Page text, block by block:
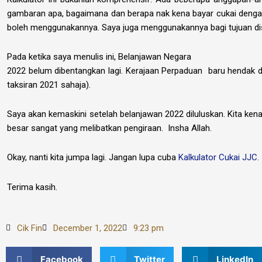
gambaran apa, bagaimana dan berapa nak kena bayar cukai
boleh menggunakannya. Saya juga menggunakannya bagi tujuan
Pada ketika saya menulis ini, Belanjawan Negara
2022 belum dibentangkan lagi. Kerajaan Perpaduan baru hendak
taksiran 2021 sahaja).
Saya akan kemaskini setelah belanjawan 2022diluluskan. Kita
besar sangat yang melibatkan pengiraan. Insha Allah.
Okay, nanti kita jumpa lagi. Jangan lupa cuba Kalkulator Cukai JJC.
Terima kasih.
Cik Fin December 1, 2022 9:23 pm
Facebook Twitter LinkedIn